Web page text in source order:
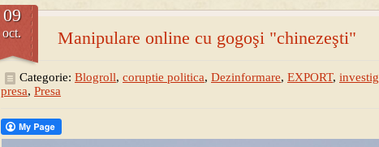
Manipulare online cu gogoşi "chinezeşti"
09
oct.
Categorie: Blogroll, coruptie politica, Dezinformare, EXPORT, investig
presa, Presa